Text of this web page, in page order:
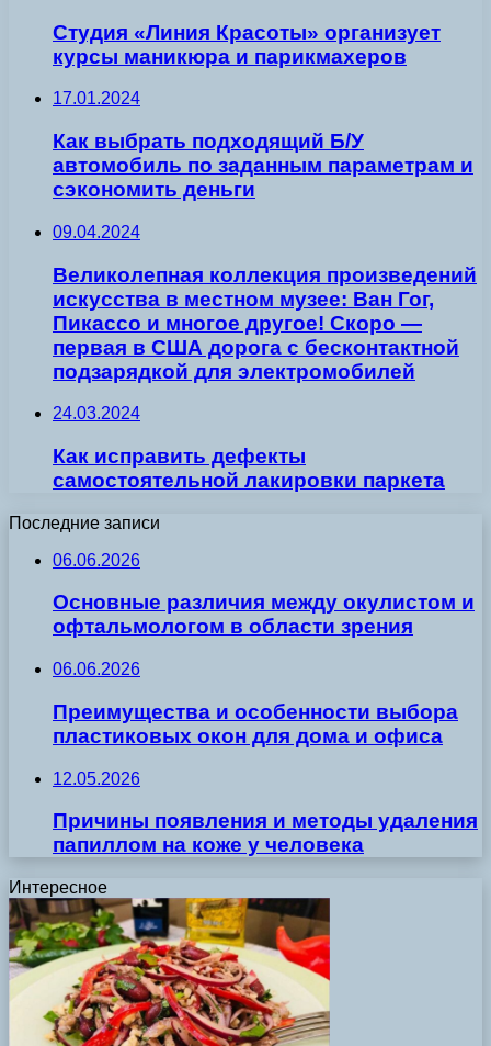
Студия «Линия Красоты» организует
курсы маникюра и парикмахеров
17.01.2024
Как выбрать подходящий Б/У
автомобиль по заданным параметрам и
сэкономить деньги
09.04.2024
Великолепная коллекция произведений
искусства в местном музее: Ван Гог,
Пикассо и многое другое! Скоро —
первая в США дорога с бесконтактной
подзарядкой для электромобилей
24.03.2024
Как исправить дефекты
самостоятельной лакировки паркета
Последние записи
06.06.2026
Основные различия между окулистом и
офтальмологом в области зрения
06.06.2026
Преимущества и особенности выбора
пластиковых окон для дома и офиса
12.05.2026
Причины появления и методы удаления
папиллом на коже у человека
Интересное